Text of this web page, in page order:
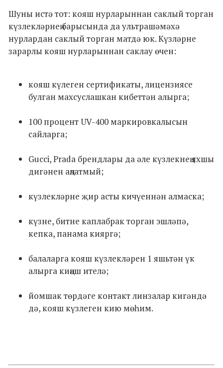
Шуны истә тот: кояш нурларыннан саклый торган
күзлекләрнең барысында да ультрашәмәхә
нурлардан саклый торган матдә юк. Күзләрне
зарарлы кояш нурларыннан саклау өчен:
кояш күлеген сертификаты, лицензиясе
булган махсуслашкан кибеттән алырга;
100 процент UV-400 маркировкалысын
сайларга;
Gucci, Prada брендлары да әле күзлекнең яхшы
дигәнен аңлатмый;
күзлекләрне җир асты кичүеннән алмаска;
күзне, битне каплабрак торган эшләпә,
кепка, панама кияргә;
балаларга кояш күзлекләрен 1 яшьтән үк
алырга киңәш ителә;
йомшак төрдәге контакт линзалар кигәндә
дә, кояш күзлеген кию мөһим.